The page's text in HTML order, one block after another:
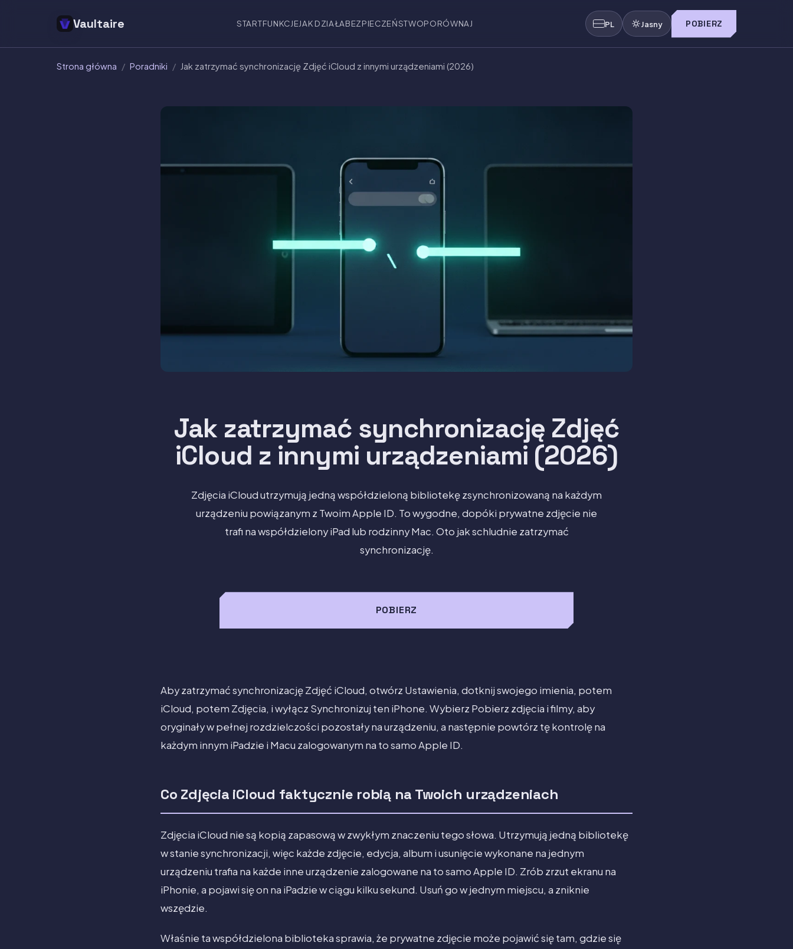
Vaultaire STARTFUNKCJEJAK DZIAŁABEZPIECZEŃSTWOPORÓWNAJ PL Jasny POBIERZ
Strona główna / Poradniki / Jak zatrzymać synchronizację Zdjęć iCloud z innymi urządzeniami (2026)
Jak zatrzymać synchronizację Zdjęć
iCloud z innymi urządzeniami (2026)
Zdjęcia iCloud utrzymują jedną współdzieloną bibliotekę zsynchronizowaną na każdym
urządzeniu powiązanym z Twoim Apple ID. To wygodne, dopóki prywatne zdjęcie nie
trafi na współdzielony iPad lub rodzinny Mac. Oto jak schludnie zatrzymać
synchronizację.
POBIERZ
Aby zatrzymać synchronizację Zdjęć iCloud, otwórz Ustawienia, dotknij swojego imienia, potem
iCloud, potem Zdjęcia, i wyłącz Synchronizuj ten iPhone. Wybierz Pobierz zdjęcia i filmy, aby
oryginały w pełnej rozdzielczości pozostały na urządzeniu, a następnie powtórz tę kontrolę na
każdym innym iPadzie i Macu zalogowanym na to samo Apple ID.
Co Zdjęcia iCloud faktycznie robią na Twoich urządzeniach
Zdjęcia iCloud nie są kopią zapasową w zwykłym znaczeniu tego słowa. Utrzymują jedną bibliotekę
w stanie synchronizacji, więc każde zdjęcie, edycja, album i usunięcie wykonane na jednym
urządzeniu trafia na każde inne urządzenie zalogowane na to samo Apple ID. Zrób zrzut ekranu na
iPhonie, a pojawi się on na iPadzie w ciągu kilku sekund. Usuń go w jednym miejscu, a zniknie
wszędzie.
Właśnie ta współdzielona biblioteka sprawia, że prywatne zdjęcie może pojawić się tam, gdzie się